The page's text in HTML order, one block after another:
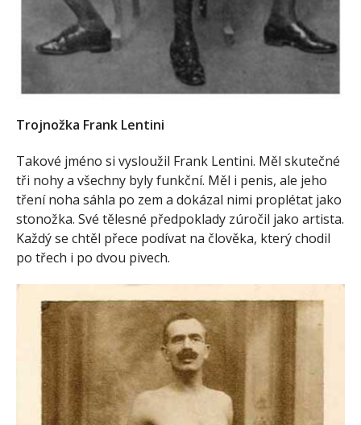
Trojnožka Frank Lentini
Takové jméno si vysloužil Frank Lentini. Měl skutečné
tři nohy a všechny byly funkční. Měl i penis, ale jeho
tření noha sáhla po zem a dokázal nimi proplétat jako
stonožka. Své tělesné předpoklady zúročil jako artista.
Každý se chtěl přece podívat na člověka, který chodil
po třech i po dvou pivech.